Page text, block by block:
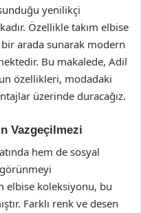
yenilikçi
Özellikle takım elbise
bir arada sunarak modern
Bu makalede, Adil
özellikleri, modadaki
üzerinde duracağız.
Vazgeçilmezi
hem de sosyal
elbise koleksiyonu, bu
Farklı renk ve desen